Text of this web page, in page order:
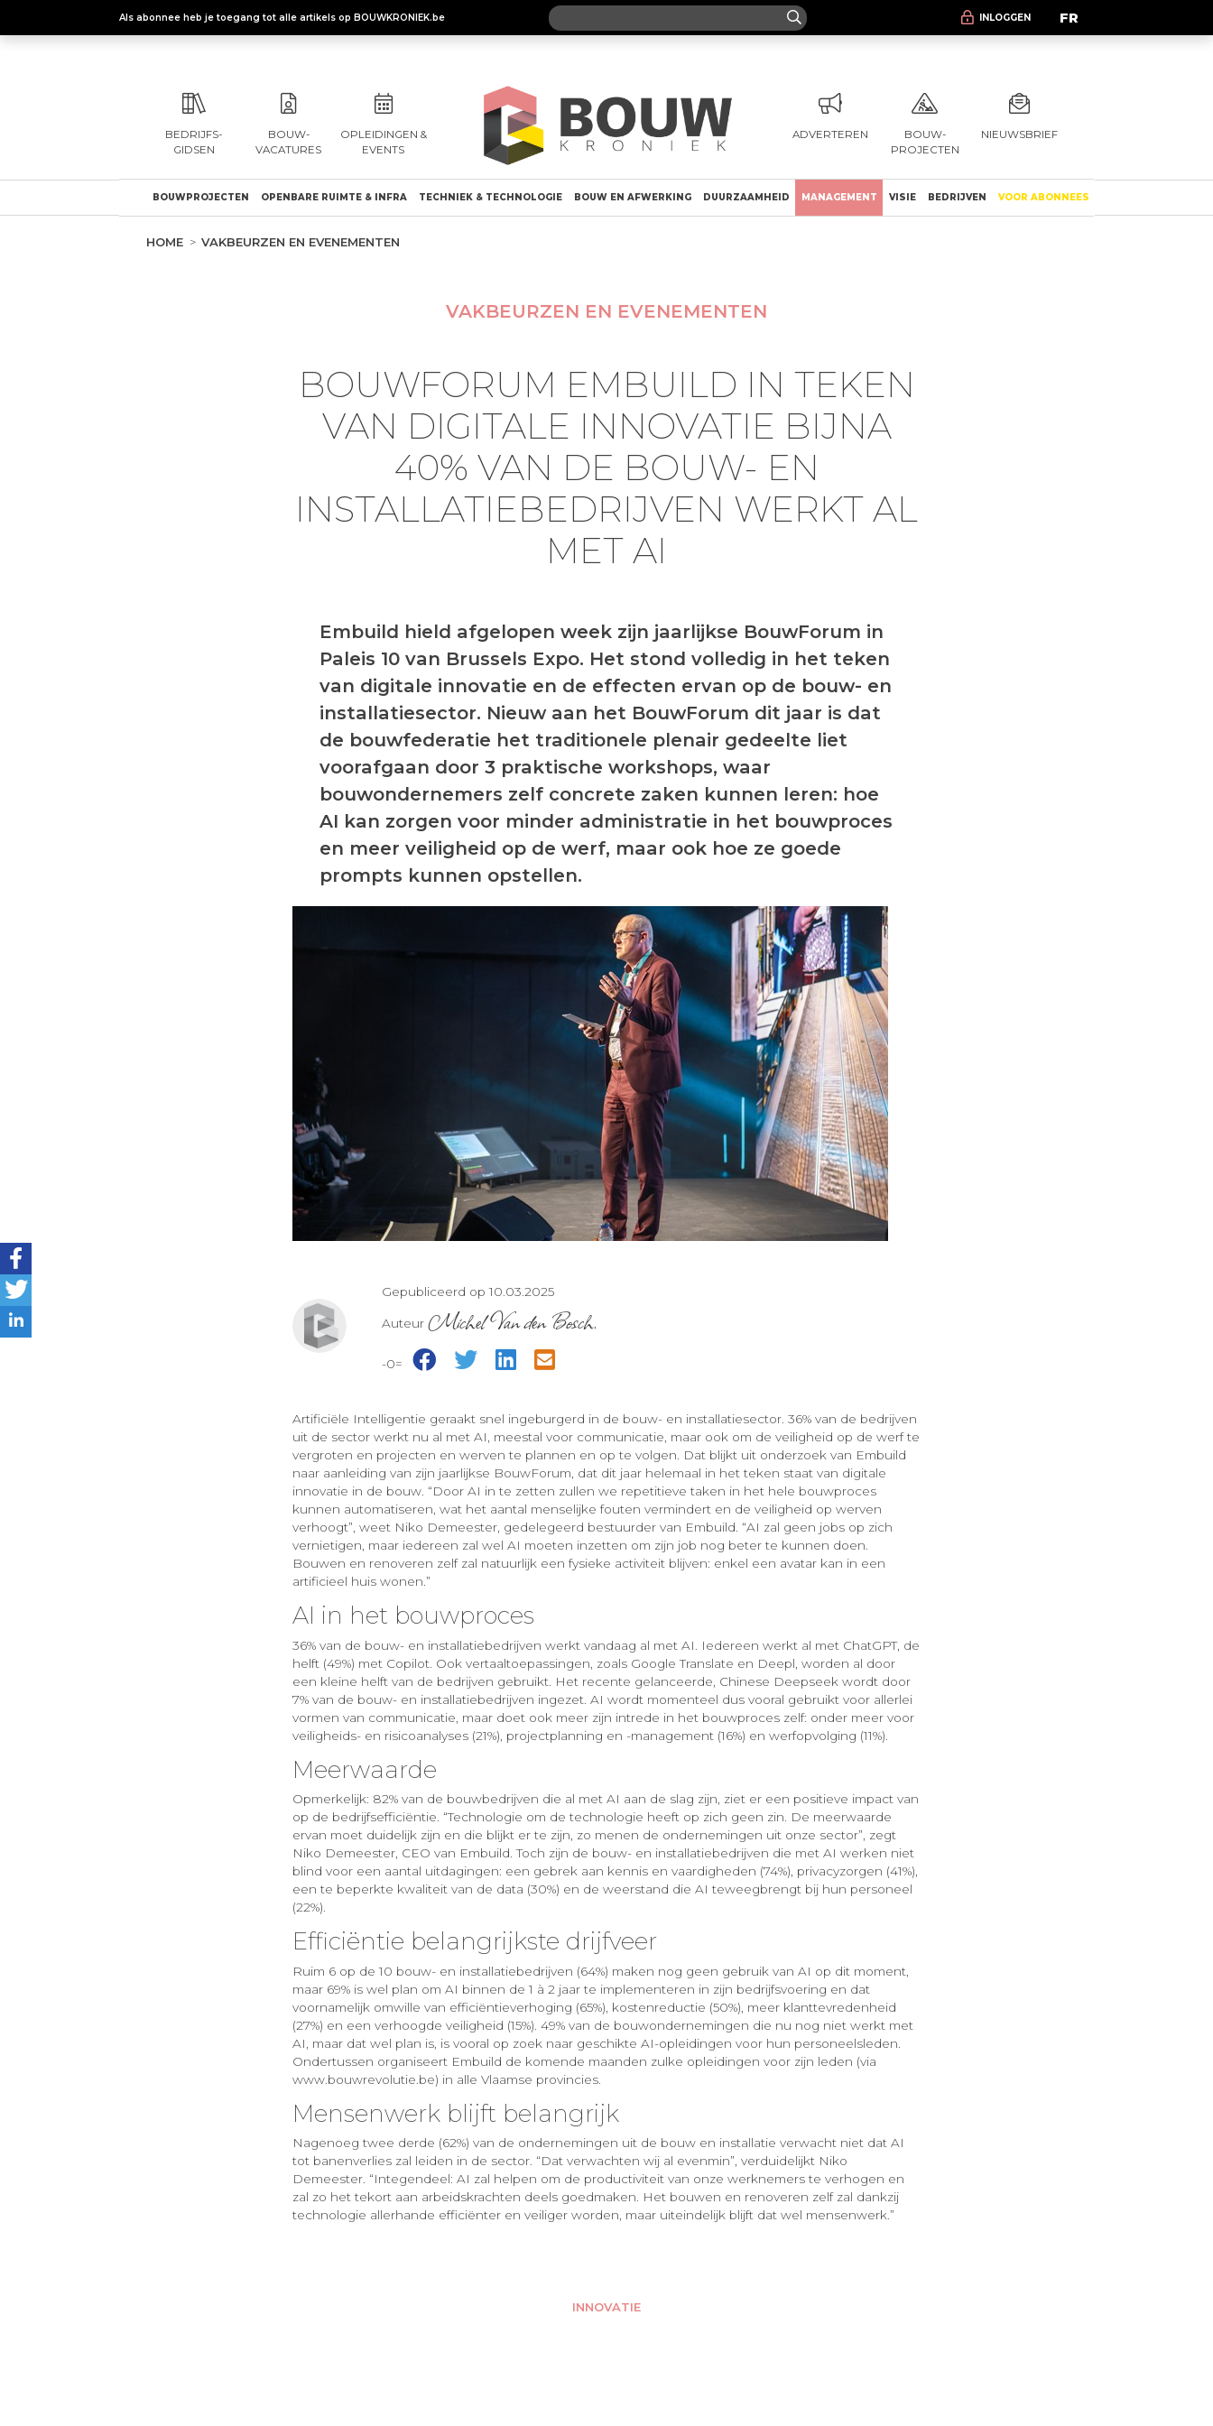
Als abonnee heb je toegang tot alle artikels op BOUWKRONIEK.be INLOGGEN FR
BEDRIJFS-
GIDSEN
BOUW-
VACATURES
OPLEIDINGEN &
EVENTS
ADVERTEREN
BOUW-
PROJECTEN
NIEUWSBRIEF
BOUWPROJECTEN OPENBARE RUIMTE & INFRA TECHNIEK & TECHNOLOGIE BOUW EN AFWERKING DUURZAAMHEID MANAGEMENT VISIE BEDRIJVEN VOOR ABONNEES
HOME VAKBEURZEN EN EVENEMENTEN
VAKBEURZEN EN EVENEMENTEN
BOUWFORUM EMBUILD IN TEKEN
VAN DIGITALE INNOVATIE BIJNA
40% VAN DE BOUW- EN
INSTALLATIEBEDRIJVEN WERKT AL
MET AI
Embuild hield afgelopen week zijn jaarlijkse BouwForum in
Paleis 10 van Brussels Expo. Het stond volledig in het teken
van digitale innovatie en de effecten ervan op de bouw- en
installatiesector. Nieuw aan het BouwForum dit jaar is dat
de bouwfederatie het traditionele plenair gedeelte liet
voorafgaan door 3 praktische workshops, waar
bouwondernemers zelf concrete zaken kunnen leren: hoe
AI kan zorgen voor minder administratie in het bouwproces
en meer veiligheid op de werf, maar ook hoe ze goede
prompts kunnen opstellen.
Gepubliceerd op 10.03.2025
Auteur Michel Van den Bosch
-0=
Artificiële Intelligentie geraakt snel ingeburgerd in de bouw- en installatiesector. 36% van de bedrijven
uit de sector werkt nu al met AI, meestal voor communicatie, maar ook om de veiligheid op de werf te
vergroten en projecten en werven te plannen en op te volgen. Dat blijkt uit onderzoek van Embuild
naar aanleiding van zijn jaarlijkse BouwForum, dat dit jaar helemaal in het teken staat van digitale
innovatie in de bouw. “Door AI in te zetten zullen we repetitieve taken in het hele bouwproces
kunnen automatiseren, wat het aantal menselijke fouten vermindert en de veiligheid op werven
verhoogt”, weet Niko Demeester, gedelegeerd bestuurder van Embuild. “AI zal geen jobs op zich
vernietigen, maar iedereen zal wel AI moeten inzetten om zijn job nog beter te kunnen doen.
Bouwen en renoveren zelf zal natuurlijk een fysieke activiteit blijven: enkel een avatar kan in een
artificieel huis wonen.”
AI in het bouwproces
36% van de bouw- en installatiebedrijven werkt vandaag al met AI. Iedereen werkt al met ChatGPT, de
helft (49%) met Copilot. Ook vertaaltoepassingen, zoals Google Translate en Deepl, worden al door
een kleine helft van de bedrijven gebruikt. Het recente gelanceerde, Chinese Deepseek wordt door
7% van de bouw- en installatiebedrijven ingezet. AI wordt momenteel dus vooral gebruikt voor allerlei
vormen van communicatie, maar doet ook meer zijn intrede in het bouwproces zelf: onder meer voor
veiligheids- en risicoanalyses (21%), projectplanning en -management (16%) en werfopvolging (11%).
Meerwaarde
Opmerkelijk: 82% van de bouwbedrijven die al met AI aan de slag zijn, ziet er een positieve impact van
op de bedrijfsefficiëntie. “Technologie om de technologie heeft op zich geen zin. De meerwaarde
ervan moet duidelijk zijn en die blijkt er te zijn, zo menen de ondernemingen uit onze sector”, zegt
Niko Demeester, CEO van Embuild. Toch zijn de bouw- en installatiebedrijven die met AI werken niet
blind voor een aantal uitdagingen: een gebrek aan kennis en vaardigheden (74%), privacyzorgen (41%),
een te beperkte kwaliteit van de data (30%) en de weerstand die AI teweegbrengt bij hun personeel
(22%).
Efficiëntie belangrijkste drijfveer
Ruim 6 op de 10 bouw- en installatiebedrijven (64%) maken nog geen gebruik van AI op dit moment,
maar 69% is wel plan om AI binnen de 1 à 2 jaar te implementeren in zijn bedrijfsvoering en dat
voornamelijk omwille van efficiëntieverhoging (65%), kostenreductie (50%), meer klanttevredenheid
(27%) en een verhoogde veiligheid (15%). 49% van de bouwondernemingen die nu nog niet werkt met
AI, maar dat wel plan is, is vooral op zoek naar geschikte AI-opleidingen voor hun personeelsleden.
Ondertussen organiseert Embuild de komende maanden zulke opleidingen voor zijn leden (via
www.bouwrevolutie.be) in alle Vlaamse provincies.
Mensenwerk blijft belangrijk
Nagenoeg twee derde (62%) van de ondernemingen uit de bouw en installatie verwacht niet dat AI
tot banenverlies zal leiden in de sector. “Dat verwachten wij al evenmin”, verduidelijkt Niko
Demeester. “Integendeel: AI zal helpen om de productiviteit van onze werknemers te verhogen en
zal zo het tekort aan arbeidskrachten deels goedmaken. Het bouwen en renoveren zelf zal dankzij
technologie allerhande efficiënter en veiliger worden, maar uiteindelijk blijft dat wel mensenwerk.”
INNOVATIE